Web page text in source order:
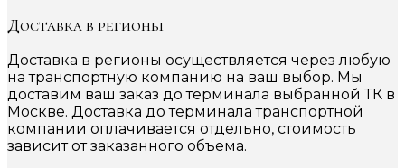
Доставка в регионы
Доставка в регионы осуществляется через любую
на транспортную компанию на ваш выбор. Мы
доставим ваш заказ до терминала выбранной ТК в
Москве. Доставка до терминала транспортной
компании оплачивается отдельно, стоимость
зависит от заказанного объема.